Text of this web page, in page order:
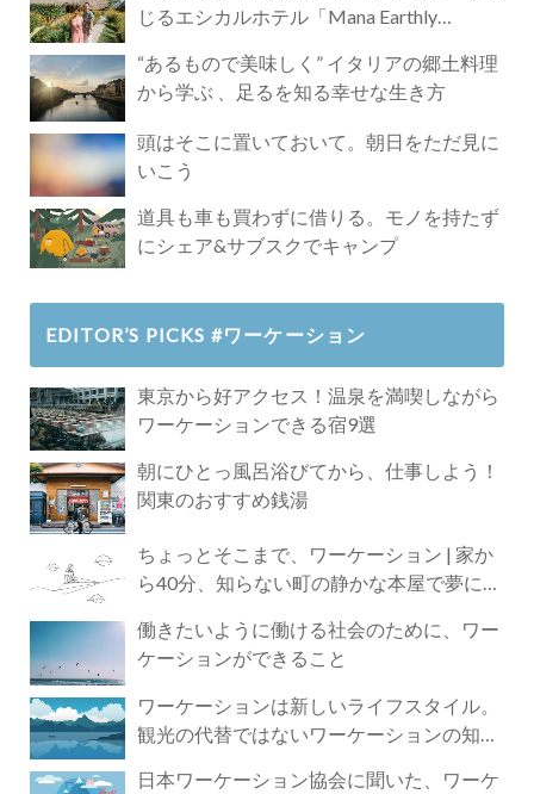
じるエシカルホテル「Mana Earthly
“あるもので美味しく” イタリアの郷土料理
から学ぶ 、足るを知る幸せな生き方
頭はそこに置いておいて。朝日をただ見に
いこう
道具も車も買わずに借りる。モノを持たず
にシェア&サブスクでキャンプ
EDITOR’S PICKS #ワーケーション
東京から好アクセス！温泉を満喫しながら
ワーケーションできる宿9選
朝にひとっ風呂浴びてから、仕事しよう！
関東のおすすめ銭湯
ちょっとそこまで、ワーケーション | 家か
ら40分、知らない町の静かな本屋で夢に近
働きたいように働ける社会のために、ワー
ケーションができること
ワーケーションは新しいライフスタイル。
観光の代替ではないワーケーションの知ら
日本ワーケーション協会に聞いた、ワーケ